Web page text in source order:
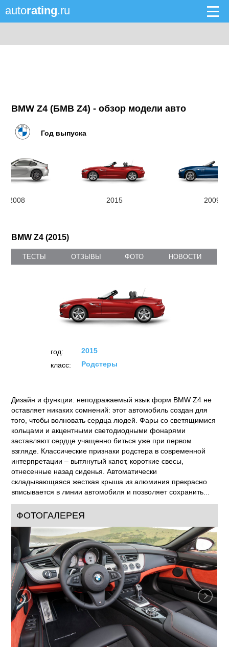
autorating.ru
BMW Z4 (БМВ Z4) - обзор модели авто
Год выпуска
2008 2015 2009
BMW Z4 (2015)
ТЕСТЫ ОТЗЫВЫ ФОТО НОВОСТИ
год:
2015
класс:
Родстеры
Дизайн и функции: неподражаемый язык форм BMW Z4 не
оставляет никаких сомнений: этот автомобиль создан для
того, чтобы волновать сердца людей. Фары со светящимися
кольцами и акцентными светодиодными фонарями
заставляют сердце учащенно биться уже при первом
взгляде. Классические признаки родстера в современной
интерпретации – вытянутый капот, короткие свесы,
отнесенные назад сиденья. Автоматически
складывающаяся жесткая крыша из алюминия прекрасно
вписывается в линии автомобиля и позволяет сохранить...
ФОТОГАЛЕРЕЯ